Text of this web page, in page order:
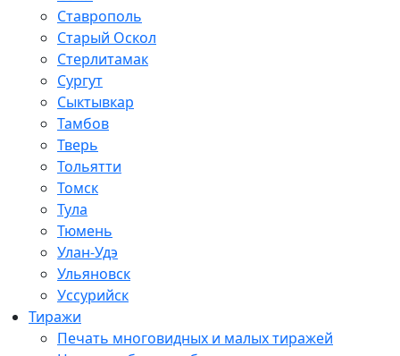
Ставрополь
Старый Оскол
Стерлитамак
Сургут
Сыктывкар
Тамбов
Тверь
Тольятти
Томск
Тула
Тюмень
Улан-Удэ
Ульяновск
Уссурийск
Тиражи
Печать многовидных и малых тиражей